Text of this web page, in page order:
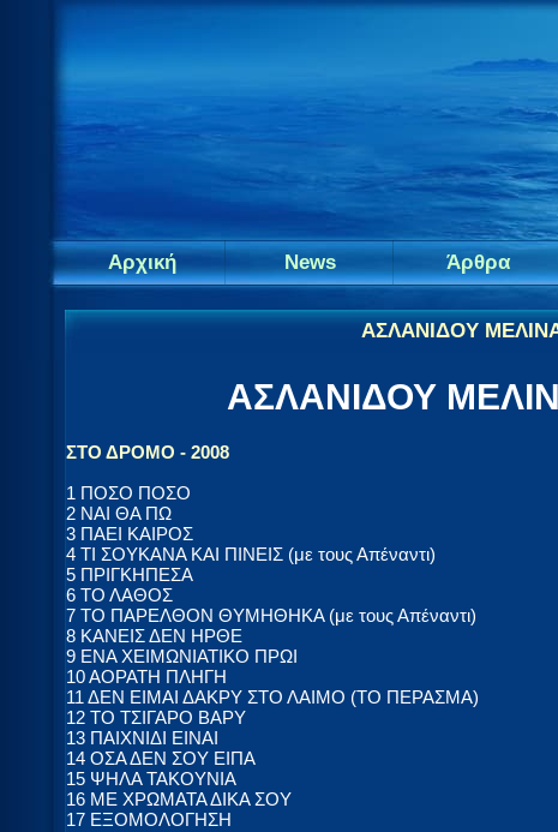
Αρχική News Άρθρα
ΑΣΛΑΝΙΔΟΥ
ΑΣΛΑΝΙΔΟΥ
ΣΤΟ ΔΡΟΜΟ - 2008
1 ΠΟΣΟ ΠΟΣΟ
2 ΝΑΙ ΘΑ ΠΩ
3 ΠΑΕΙ ΚΑΙΡΟΣ
4 ΤΙ ΣΟΥΚΑΝΑ ΚΑΙ ΠΙΝΕΙΣ (με τους Απέναντι)
5 ΠΡΙΓΚΗΠΕΣΑ
6 ΤΟ ΛΑΘΟΣ
7 ΤΟ ΠΑΡΕΛΘΟΝ ΘΥΜΗΘΗΚΑ (με τους Απέναντι)
8 ΚΑΝΕΙΣ ΔΕΝ ΗΡΘΕ
9 ΕΝΑ ΧΕΙΜΩΝΙΑΤΙΚΟ ΠΡΩΙ
10 ΑΟΡΑΤΗ ΠΛΗΓΗ
11 ΔΕΝ ΕΙΜΑΙ ΔΑΚΡΥ ΣΤΟ ΛΑΙΜΟ (ΤΟ ΠΕΡΑΣΜΑ)
12 ΤΟ ΤΣΙΓΑΡΟ ΒΑΡΥ
13 ΠΑΙΧΝΙΔΙ ΕΙΝΑΙ
14 ΟΣΑ ΔΕΝ ΣΟΥ ΕΙΠΑ
15 ΨΗΛΑ ΤΑΚΟΥΝΙΑ
16 ΜΕ ΧΡΩΜΑΤΑ ΔΙΚΑ ΣΟΥ
17 ΕΞΟΜΟΛΟΓΗΣΗ